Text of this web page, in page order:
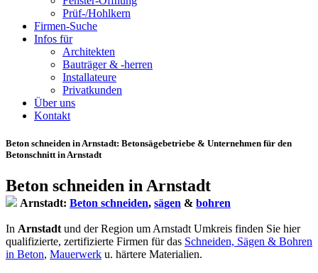
Prüf-/Hohlkern
Firmen-Suche
Infos für
Architekten
Bauträger & -herren
Installateure
Privatkunden
Über uns
Kontakt
Beton schneiden in Arnstadt: Betonsägebetriebe & Unternehmen für den
Betonschnitt in Arnstadt
Beton schneiden in Arnstadt
Arnstadt: Beton schneiden, sägen & bohren
In Arnstadt und der Region um Arnstadt Umkreis finden Sie hier
qualifizierte, zertifizierte Firmen für das Schneiden, Sägen & Bohren
in Beton, Mauerwerk u. härtere Materialien.